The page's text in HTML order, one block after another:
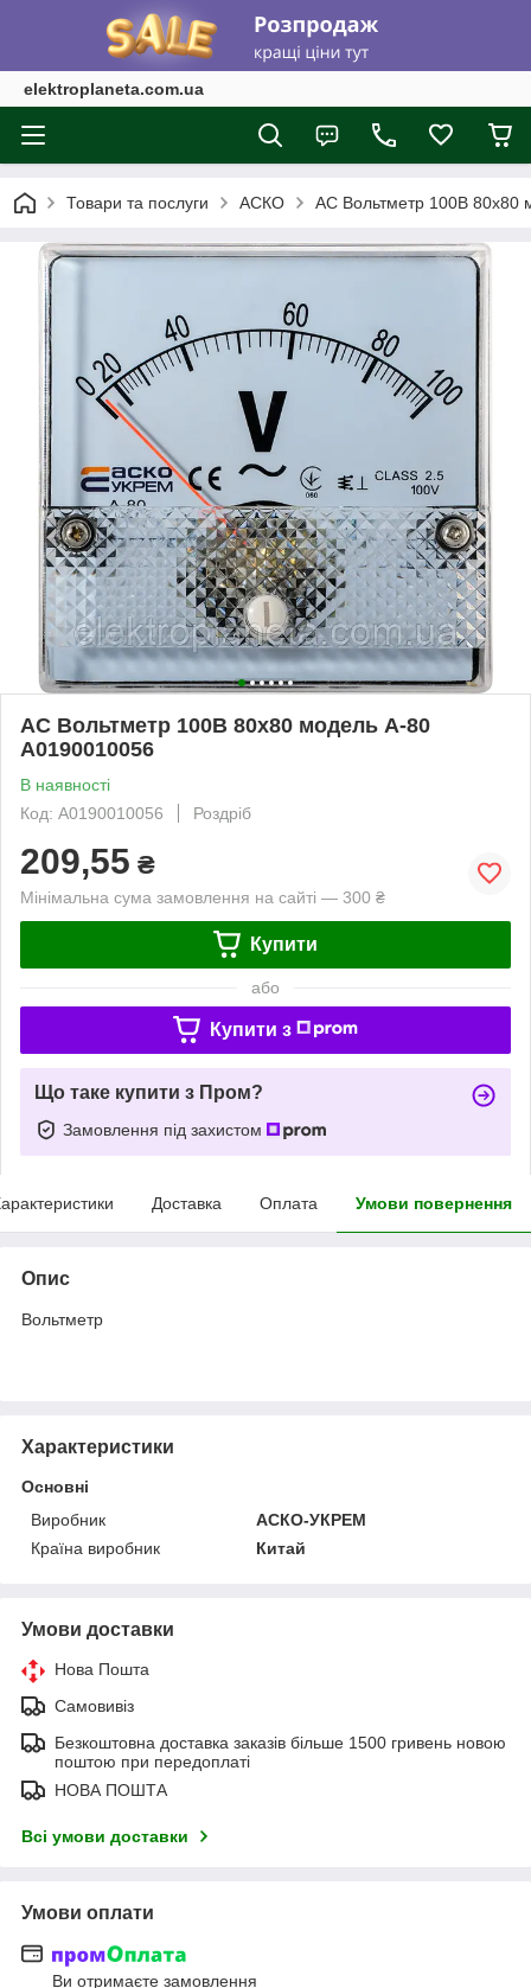
elektroplaneta.com.ua
Товари та послуги АСКО АС Вольтметр 100В 80х80
АС Вольтметр 100В 80х80 модель А-80
A0190010056
В наявності
Код: A0190010056
Роздріб
209,55 ₴
Мінімальна сума замовлення на сайті — 300 ₴
Купити
або
Купити з
Що таке купити з Пром?
Замовлення під захистом
Доставка Оплата Умови повернення
Опис
Вольтметр
Характеристики
Основні
Виробник
АСКО-УКРЕМ
Країна виробник
Китай
Умови доставки
Нова Пошта
Самовивіз
Безкоштовна доставка заказів більше 1500 гривень новою
поштою при передоплаті
НОВА ПОШТА
Всі умови доставки
Умови оплати
Ви отримаєте замовлення